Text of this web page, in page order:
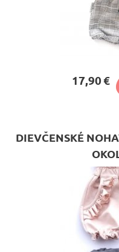
17,90 €
DIEVČENSKÉ